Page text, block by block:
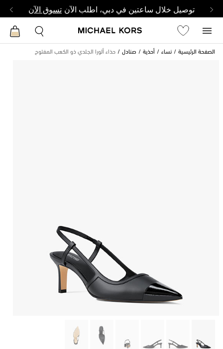
توصيل خلال ساعتين في دبي، اطلب الآن تسوق الآن
الصفحة الرئيسية نساء أحذية صنادل حذاء ألورا الجلدي ذو الكعب المفتوح